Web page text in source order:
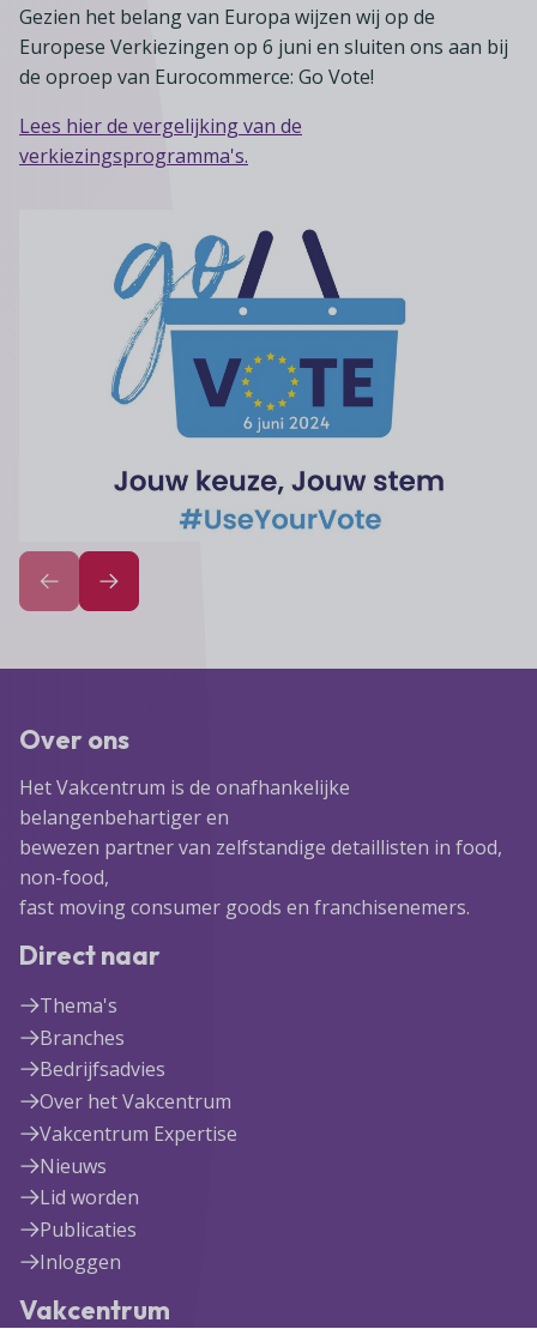
Pers
In English
Gezien het belang van Europa wijzen wij op de
Europese Verkiezingen op 6 juni en sluiten ons aan bij
de oproep van Eurocommerce: Go Vote!
Lees hier de vergelijking van de
verkiezingsprogramma's.
Over ons
Het Vakcentrum is de onafhankelijke
belangenbehartiger en
bewezen partner van zelfstandige detaillisten in food,
non-food,
fast moving consumer goods en franchisenemers.
Direct naar
Thema's
Branches
Bedrijfsadvies
Over het Vakcentrum
Vakcentrum Expertise
Nieuws
Lid worden
Publicaties
Inloggen
Vakcentrum